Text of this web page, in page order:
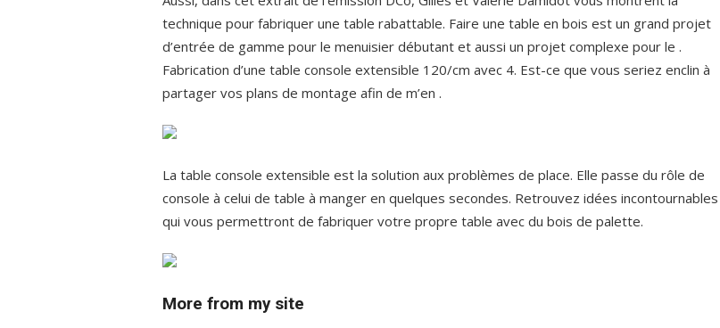
technique pour fabriquer une table rabattable. Faire une table en bois est un grand projet
d’entrée de gamme pour le menuisier débutant et aussi un projet complexe pour le .
Fabrication d’une table console extensible 120/cm avec 4. Est-ce que vous seriez enclin à
partager vos plans de montage afin de m’en .
La table console extensible est la solution aux problèmes de place. Elle passe du rôle de
console à celui de table à manger en quelques secondes. Retrouvez idées incontournables
qui vous permettront de fabriquer votre propre table avec du bois de palette.
More from my site